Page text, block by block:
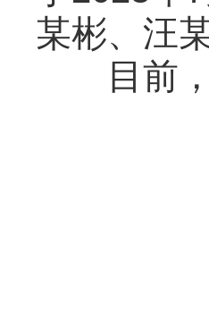
某彬、汪
目前，